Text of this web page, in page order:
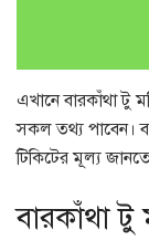
এখানে বারকাঁথা টু
সকল তথ্য পাবেন।
টিকিটের মূল্য
বারকাঁথা টু